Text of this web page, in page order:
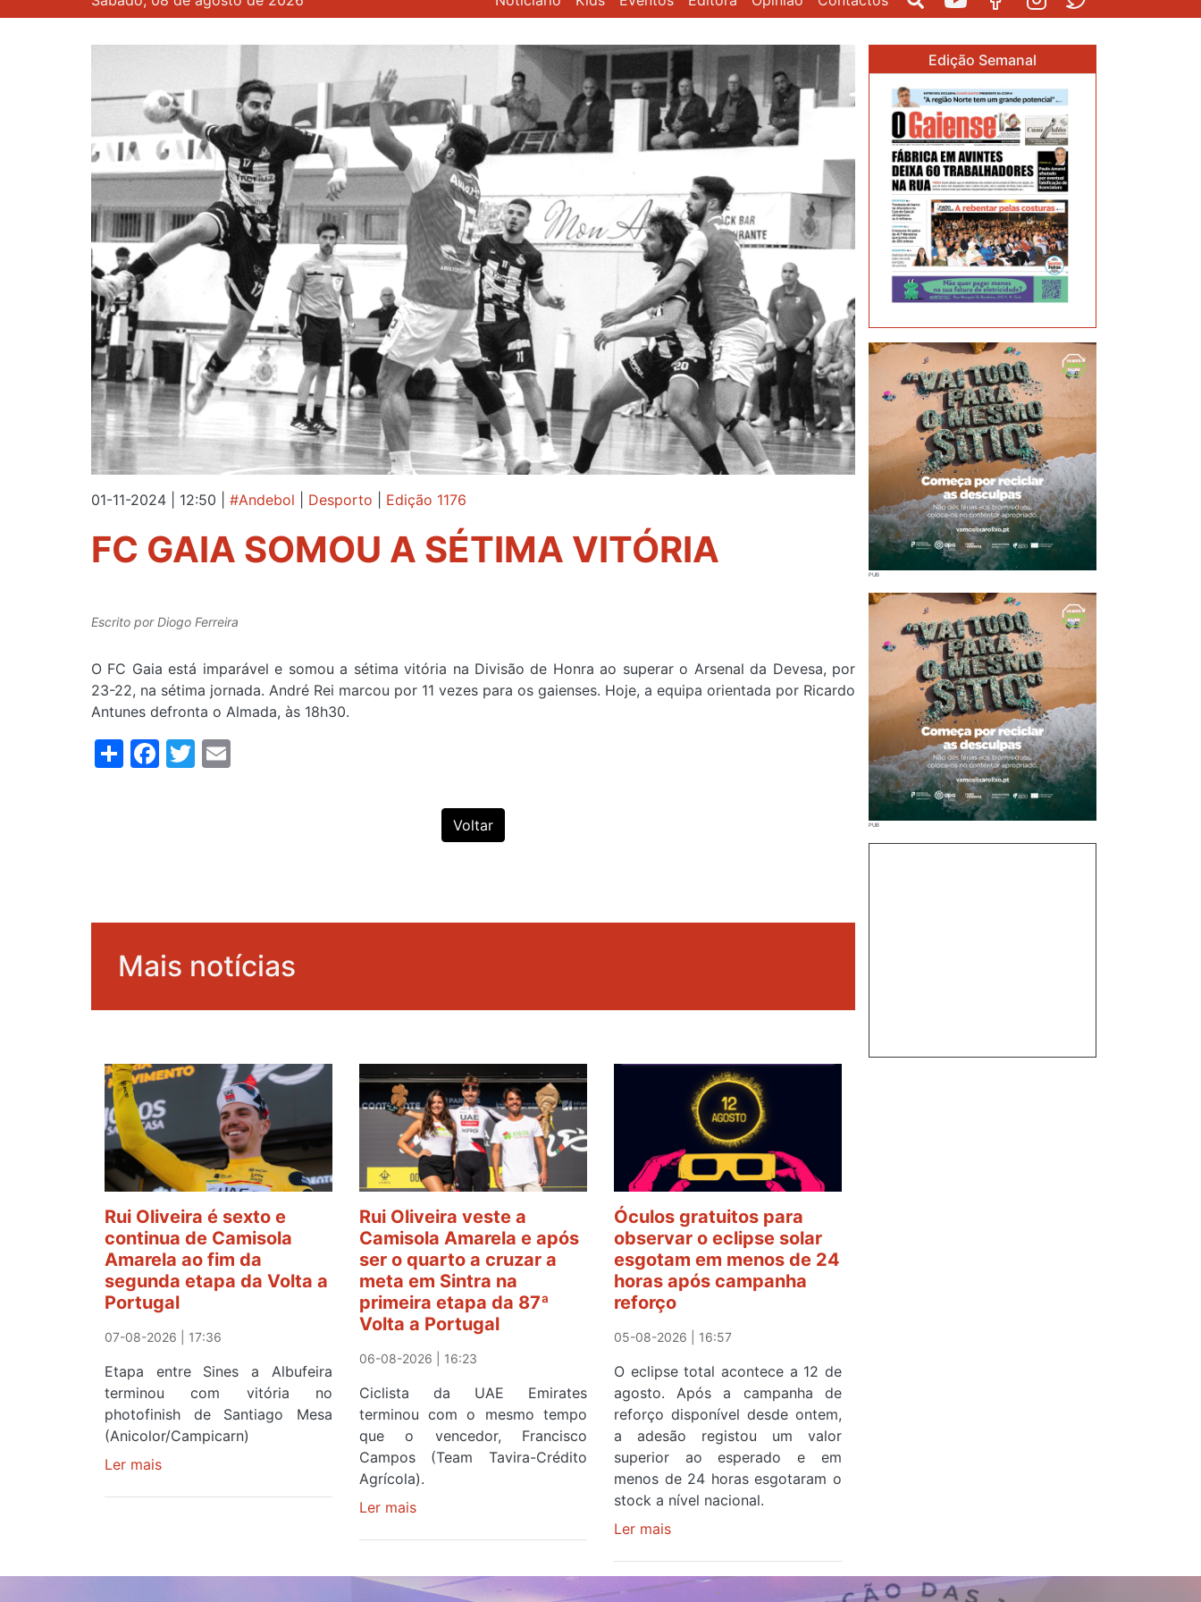
01-11-2024 | 12:50 #Andebol Desporto Edição 1176
FC GAIA SOMOU A SÉTIMA VITÓRIA
Escrito porDiogo Ferreira
O FC Gaia está imparável e somou a sétima vitória na Divisão de Honra ao superar o Arsenal da Devesa, por
23-22, na sétima jornada. André Rei marcou por 11 vezes para os gaienses. Hoje, a equipa orientada por Ricardo
Antunes defronta o Almada, às 18h30.
ShareFacebook
Twitter
Voltar
Mais notícias
Rui Oliveira é sexto e
continua de Camisola
Amarela ao fim da
segunda etapa da Volta a
Portugal
07-08-2026 | 17:36
Etapa entre Sines a Albufeira
terminou com vitória no
photofinish de Santiago Mesa
(Anicolor/Campicarn)
Ler mais
e
Rui Oliveira veste a
Camisola Amarela e após
ser o quarto a cruzar a
meta em Sintra na
primeira etapa da 87ª
Volta a Portugal
06-08-2026 | 16:23
Ciclista da UAE Emirates
terminou com o mesmo tempo
que o vencedor, Francisco
Campos (Team Tavira-Crédito
Agrícola).
Ler maissobre
veste
a
Óculos gratuitos para
observar o eclipse solar
esgotam em menos de 24
horas após campanha
reforço
05-08-2026 | 16:57
O eclipse total acontece a 12 de
agosto. Após a campanha de
reforço disponível desde ontem,
a adesão registou um valor
superior ao esperado e em
menos de 24 horas esgotaram o
stock a nível nacional.
Ler maissobre
gratuitos
Edição Semanal